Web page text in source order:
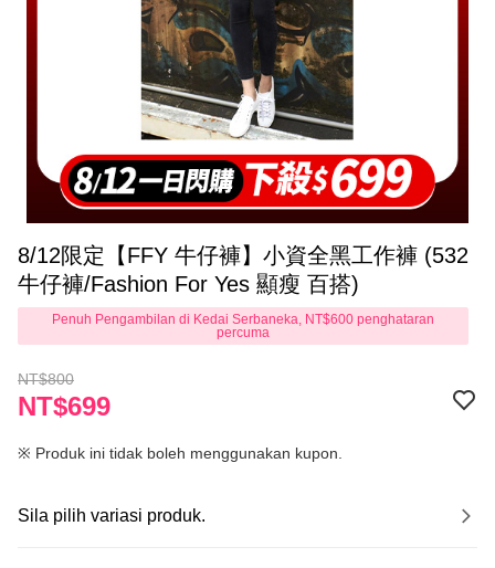
8/12限定【FFY 牛仔褲】小資全黑工作褲 (532
牛仔褲/Fashion For Yes 顯瘦 百搭)
Penuh Pengambilan di Kedai Serbaneka, NT$600 penghataran
percuma
NT$800
NT$699
※ Produk ini tidak boleh menggunakan kupon.
Sila pilih variasi produk.